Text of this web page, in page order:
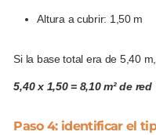
Altura a cubrir: 1,50 m
Si la base total era de 5,40
5,40 x 1,50 = 8,10 m² de red
Paso 4: identificar el